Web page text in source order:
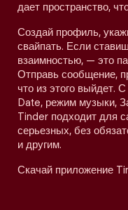
дает пространство,
Создай профиль,
свайпать. Если
взаимностью, — это
Отправь сообщение,
что из этого выйдет.
Date, режим музыки,
Tinder подходит для
серьезных, без
и другим.
Скачай приложение